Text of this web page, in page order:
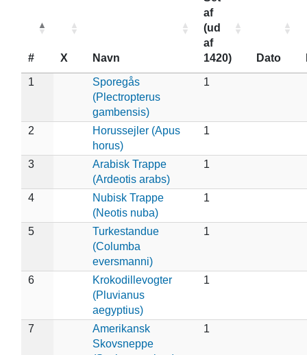
# X Navn
af
(ud
af
1420)
Dato
1
Sporegås
(Plectropterus
gambensis)
1
2
Horussejler (Apus
horus)
1
3
Arabisk Trappe
(Ardeotis arabs)
1
4
Nubisk Trappe
(Neotis nuba)
1
5
Turkestandue
(Columba
eversmanni)
1
6
Krokodillevogter
(Pluvianus
aegyptius)
1
7
Amerikansk
Skovsneppe
1